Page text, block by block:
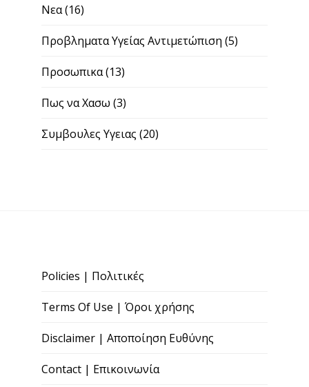
Νεα(16)
Προβληματα Υγείας Αντιμετώπιση (5)
Προσωπικα(13)
Πως να Χασω (3)
Συμβουλες Υγειας (20)
Policies | Πολιτικές
Terms Of Use | Όροι χρήσης
Disclaimer | Αποποίηση Ευθύνης
Contact | Επικοινωνία